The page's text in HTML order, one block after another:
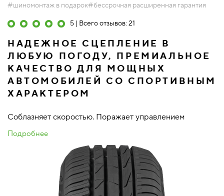
#шиномонтаж в подарок#бессрочная расширенная гарантия
5 | Всего отзывов: 21
НАДЕЖНОЕ СЦЕПЛЕНИЕ В
ЛЮБУЮ ПОГОДУ, ПРЕМИАЛЬНОЕ
КАЧЕСТВО ДЛЯ МОЩНЫХ
АВТОМОБИЛЕЙ СО СПОРТИВНЫМ
ХАРАКТЕРОМ
Соблазняет скоростью. Поражает управлением
Подробнее